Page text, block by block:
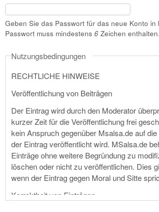
Geben Sie das Passwort für das neue Konto
Passwort muss mindestens 6 Zeichen enthalten.
Nutzungsbedingungen
RECHTLICHE HINWEISE
Veröffentlichung von Beiträgen
Der Eintrag wird durch den Moderator
kurzer Zeit für die Veröffentlichung frei
kein Anspruch gegenüber Msalsa.de auf
der Eintrag veröffentlicht wird. MSalsa.de
Einträge ohne weitere Begründung zu
löschen oder nicht zu veröffentlichen. Dies
wenn der Eintrag gegen Moral und Sitte
Korrektheit von Einträgen